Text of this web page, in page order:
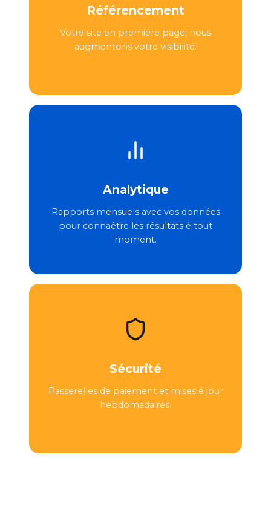
Référencement
Votre site en premiére page, nous
augmentons votre visibilité.
Analytique
Rapports mensuels avec vos données
pour connaêtre les résultats é tout
moment.
Sécurité
Passerelles de paiement et mises é jour
hebdomadaires.